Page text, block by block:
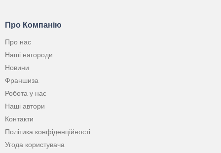
Про Компанію
Про нас
Наші нагороди
Новини
Франшиза
Робота у нас
Наші автори
Контакти
Політика конфіденційності
Угода користувача